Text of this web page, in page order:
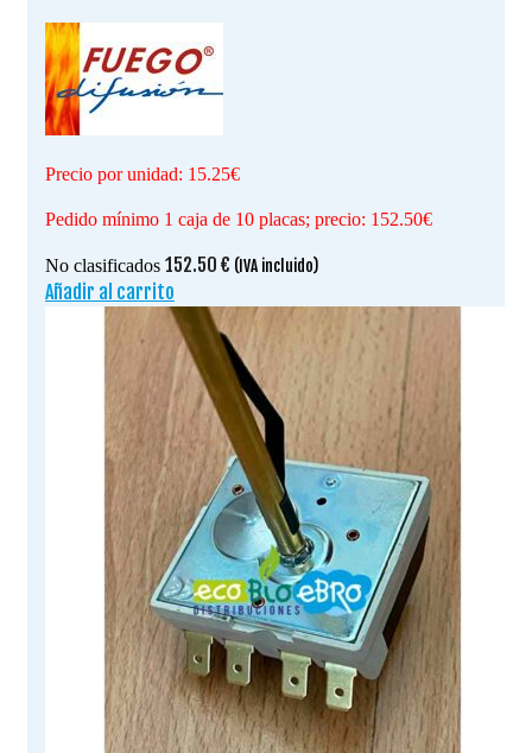
Precio por unidad: 15.25€
Pedido mínimo 1 caja de 10 placas; precio: 152.50€
No clasificados 152.50 € (IVA incluido)
Añadir al carrito